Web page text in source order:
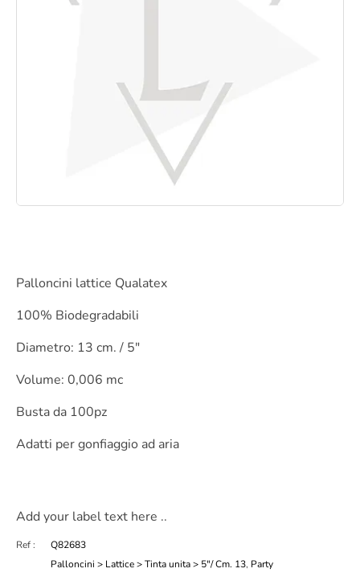
Palloncini lattice Qualatex
100% Biodegradabili
Diametro: 13 cm. / 5″
Volume: 0,006 mc
Busta da 100pz
Adatti per gonfiaggio ad aria
Add your label text here ..
Ref :
Q82683
Palloncini > Lattice > Tinta unita > 5"/ Cm. 13, Party